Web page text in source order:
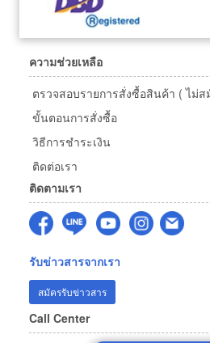
ความช่วยเหลือ
ตรวจสอบรายการสั่งซื้อสินค้า ( ไม่
ขั้นตอนการสั่งซื้อ
วิธีการชำระเงิน
ติดต่อเรา
ติดตามเรา
รับข่าวสารจากเรา
สมัครรับข่าวสาร
Call Center